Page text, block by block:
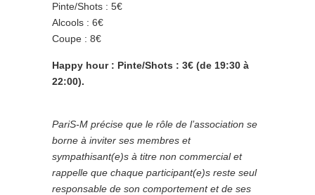
Pinte/Shots : 5€
Alcools : 6€
Coupe : 8€
Happy hour : Pinte/Shots : 3€ (de 19:30 à
22:00).
PariS-M précise que le rôle de l’association se
borne à inviter ses membres et
sympathisant(e)s à titre non commercial et
rappelle que chaque participant(e)s reste seul
responsable de son comportement et de ses